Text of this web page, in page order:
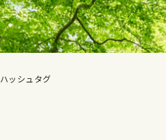
ハッシュタグ